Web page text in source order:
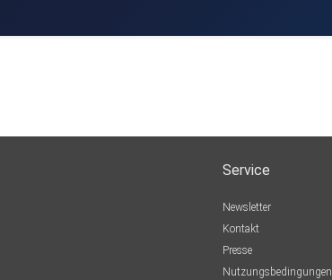
Service
Newsletter
Kontakt
Presse
Nutzungsbedingungen